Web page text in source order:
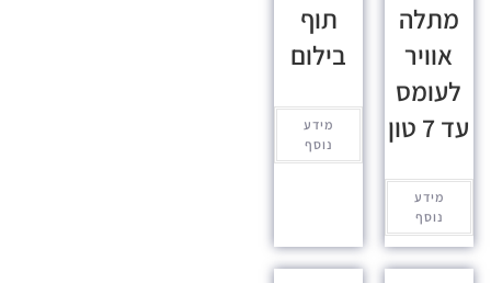
מתלה
אוויר
לעומס
עד 7 טון
מידע
נוסף
תוף
בילום
מידע
נוסף